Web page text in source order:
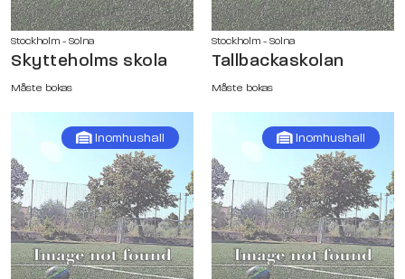
Stockholm - Solna
Skytteholms skola
Måste bokas
Stockholm - Solna
Tallbackaskolan
Måste bokas
Inomhushall Inomhushall